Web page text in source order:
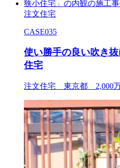
注文住宅
CASE035
使い勝手の良い吹き
住宅
注文住宅 東京都 2,000